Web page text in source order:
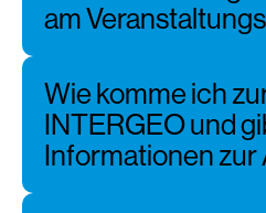
am
Wie komme ich
INTERGEO und
Informationen zur